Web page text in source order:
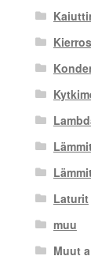
Laturit
muu
Muut